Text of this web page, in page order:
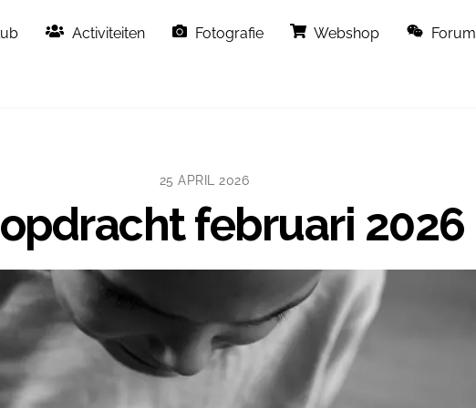
Activiteiten Fotografie Webshop Forum
25 APRIL 2026
februari 2026
To